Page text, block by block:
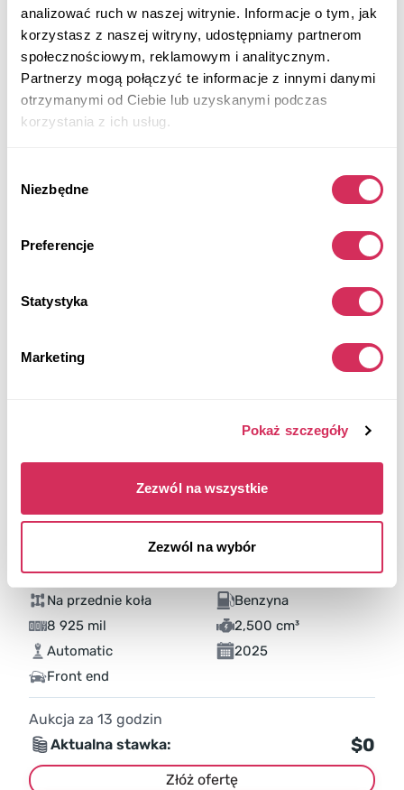
analizować ruch w naszej witrynie. Informacje o tym, jak
korzystasz z naszej witryny, udostępniamy partnerom
społecznościowym, reklamowym i analitycznym.
Partnerzy mogą połączyć te informacje z innymi danymi
otrzymanymi od Ciebie lub uzyskanymi podczas
korzystania z ich usług.
zgody
Niezbędne
Preferencje
Statystyka
Marketing
Pokaż szczegóły
Zezwól na wszystkie
Zezwól na wybór
73 199 mil
2,500 cm³
Automatic
2021
Rear end
Aukcja za10godzin
Aktualna stawka:
Na przednie koła
Benzyna
8 925 mil
2,500 cm³
Automatic
2025
Front end
Aukcja za 13 godzin
Aktualna stawka:
$0
Złóż ofertę